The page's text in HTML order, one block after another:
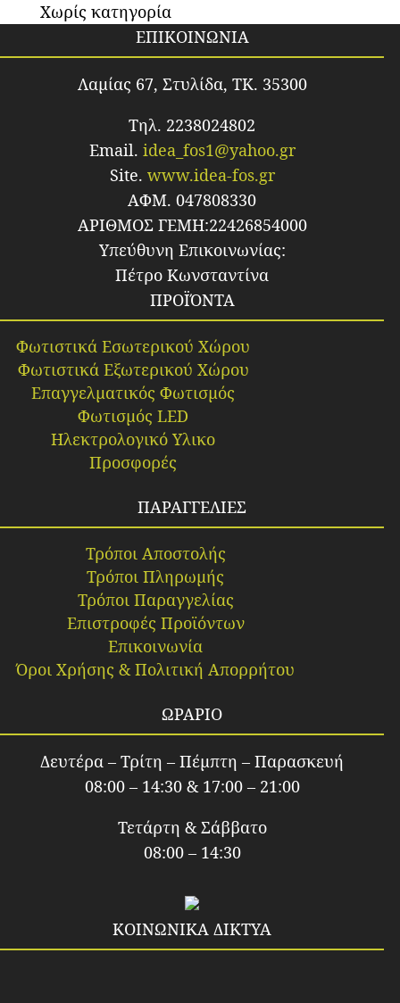
Χωρίς κατηγορία
ΕΠΙΚΟΙΝΩΝΙΑ
Λαμίας 67, Στυλίδα, TK. 35300
Τηλ. 2238024802
Email. idea_fos1@yahoo.gr
Site. www.idea-fos.gr
ΑΦΜ. 047808330
ΑΡΙΘΜΟΣ ΓΕΜΗ:22426854000
Υπεύθυνη Επικοινωνίας:
Πέτρο Κωνσταντίνα
ΠΡΟΪΌΝΤΑ
Φωτιστικά Εσωτερικού Χώρου
Φωτιστικά Εξωτερικού Χώρου
Επαγγελματικός Φωτισμός
Φωτισμός LED
Ηλεκτρολογικό Υλικο
Προσφορές
ΠΑΡΑΓΓΕΛΙΕΣ
Τρόποι Αποστολής
Τρόποι Πληρωμής
Τρόποι Παραγγελίας
Επιστροφές Προϊόντων
Επικοινωνία
Όροι Χρήσης & Πολιτική Απορρήτου
ΩΡΑΡΙΟ
Δευτέρα – Τρίτη – Πέμπτη – Παρασκευή
08:00 – 14:30 & 17:00 – 21:00
Τετάρτη & Σάββατο
08:00 – 14:30
ΚΟΙΝΩΝΙΚΑ ΔΙΚΤΥΑ